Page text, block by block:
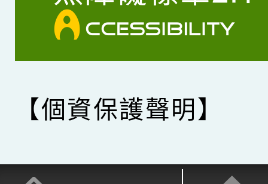
【個資保護聲明】